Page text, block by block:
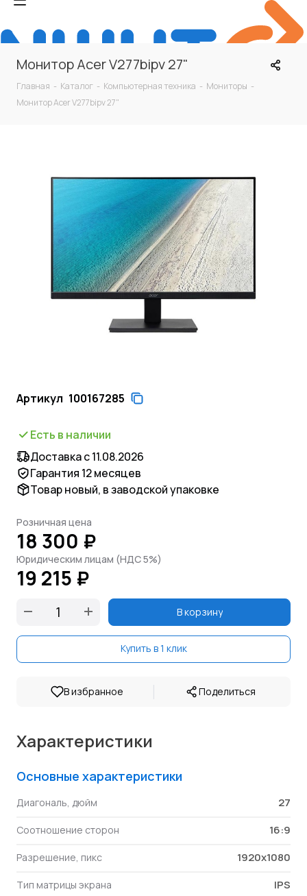
Монитор Acer V277bipv 27"
Главная - Каталог - Компьютерная техника - Мониторы -
Монитор Acer V277bipv 27"
Артикул 100167285
Есть в наличии
Доставка с 11.08.2026
Гарантия 12 месяцев
Товар новый, в заводской упаковке
Розничная цена
18 300 ₽
Юридическим лицам (НДС 5%)
19 215 ₽
В корзину
Купить в 1 клик
В избранное | Поделиться
Характеристики
Основные характеристики
Диагональ, дюйм 27
Соотношение сторон 16:9
Разрешение, пикс 1920x1080
Тип матрицы экрана IPS